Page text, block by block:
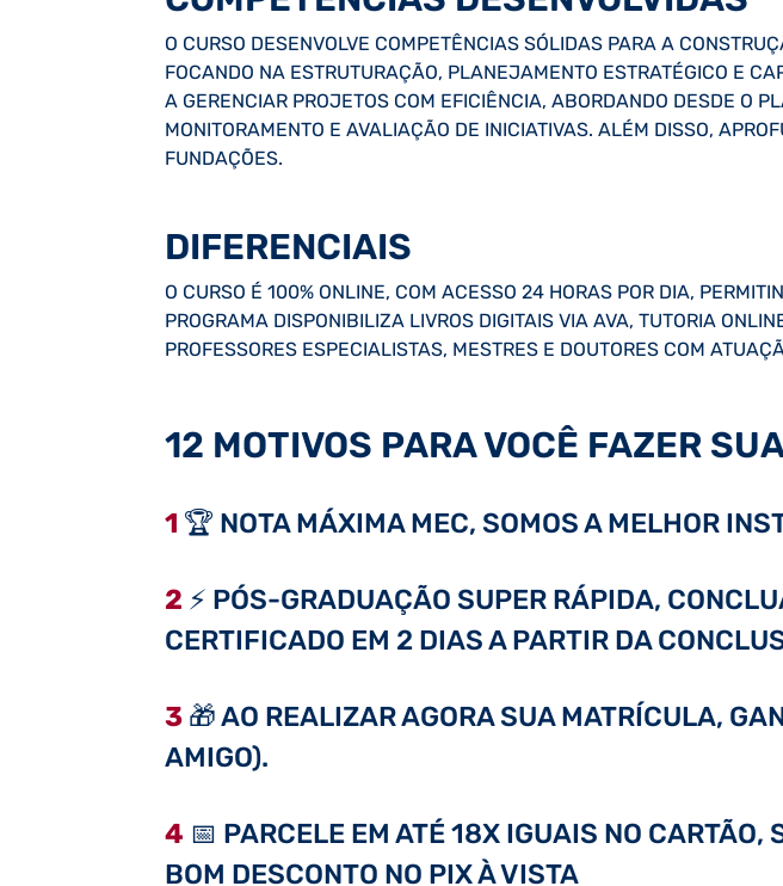
O CURSO DESENVOLVE COMPETÊNCIAS SÓLIDAS PARA A
FOCANDO NA ESTRUTURAÇÃO, PLANEJAMENTO ESTRATÉGICO E
A GERENCIAR PROJETOS COM EFICIÊNCIA, ABORDANDO DESDE O
MONITORAMENTO E AVALIAÇÃO DE INICIATIVAS. ALÉM DISSO,
FUNDAÇÕES.
DIFERENCIAIS
O CURSO É 100% ONLINE, COM ACESSO 24 HORAS POR DIA,
PROGRAMA DISPONIBILIZA LIVROS DIGITAIS VIA AVA, TUTORIA
PROFESSORES ESPECIALISTAS, MESTRES E DOUTORES COM
12 MOTIVOS PARA VOCÊ FAZER
1 🏆 NOTA MÁXIMA MEC, SOMOS A MELHOR
2 ⚡ PÓS-GRADUAÇÃO SUPER RÁPIDA,
CERTIFICADO EM 2 DIAS A PARTIR DA
3 🎁 AO REALIZAR AGORA SUA MATRÍCULA,
AMIGO).
4 📅 PARCELE EM ATÉ 18X IGUAIS NO CARTÃO,
BOM DESCONTO NO PIX À VISTA